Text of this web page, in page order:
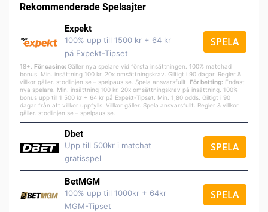
Rekommenderade Spelsajter
Expekt
100% upp till 1500 kr + 64 kr
på Expekt-Tipset
SPELA
18+. För casino: Gäller nya spelare vid första insättningen. 100% matchad
bonus. Min. insättning 100 kr. 20x omsättningskrav. Giltigt i 90 dagar. Regler &
villkor gäller. stodlinjen.se – spelpaus.se . Spela ansvarsfullt. För betting: Endast
nya spelare. Min. insättning 100 kr. 20x omsättningskrav på insättning. 100%
bonus upp till 1 500 kr + 64 kr på Expekt-Tipset. Min. 1,80 odds. Giltigt i 90
dagar från att villkor uppfylls. Villkor gäller. Spela ansvarsfullt. Regler & villkor
gäller. stodlinjen.se – spelpaus.se
Dbet
Upp till 500kr i matchat
gratisspel
SPELA
BetMGM
100% upp till 1000kr + 64kr
MGM-Tipset
SPELA